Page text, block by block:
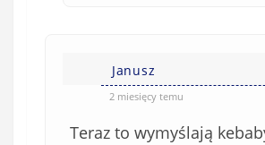
Janusz
2 miesięcy temu
Teraz to wymyślają